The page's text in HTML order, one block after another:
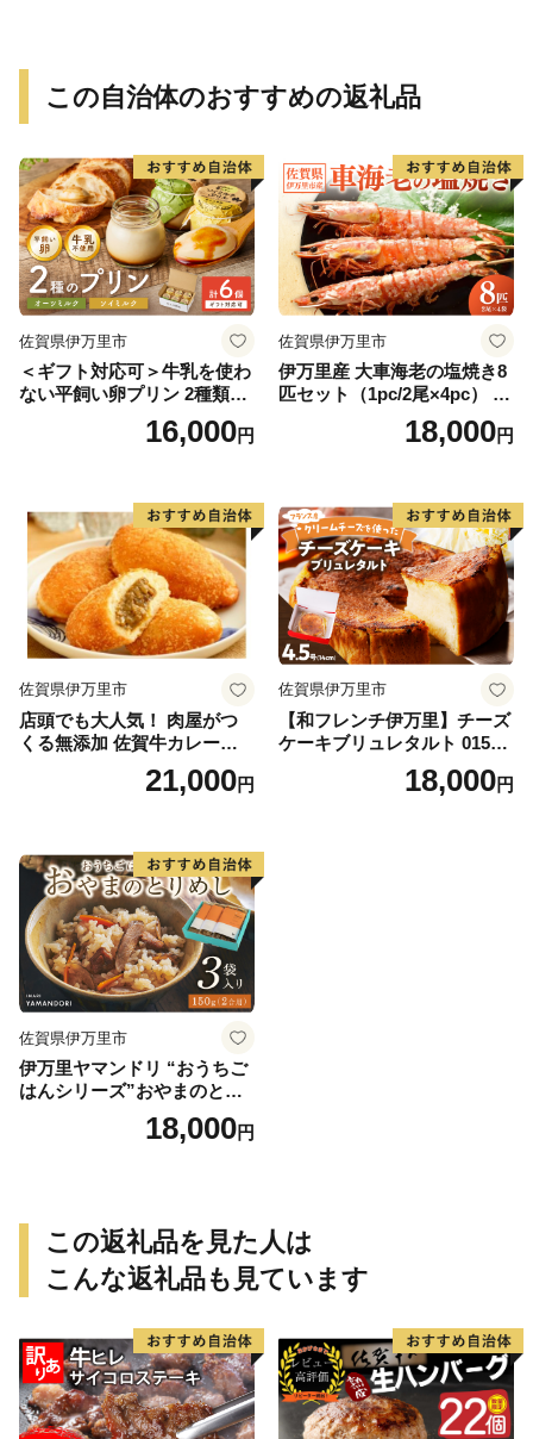
この自治体のおすすめの返礼品
佐賀県伊万里市
＜ギフト対応可＞牛乳を使わ
ない平飼い卵プリン 2種類セ
ット計6個 129-F28916,000円
佐賀県伊万里市
伊万里産 大車海老の塩焼き8
匹セット（1pc/2尾×4pc） 01
18,000円
佐賀県伊万里市
店頭でも大人気！ 肉屋がつ
くる無添加 佐賀牛カレーパ
ン 10個 数量限定 155-J696
21,000円
佐賀県伊万里市
【和フレンチ伊万里】チーズ
ケーキブリュレタルト 015-F
18,000円
佐賀県伊万里市
伊万里ヤマンドリ “おうちご
はんシリーズ”おやまのとり
18,000円
この返礼品を見た人は
こんな返礼品も見ています